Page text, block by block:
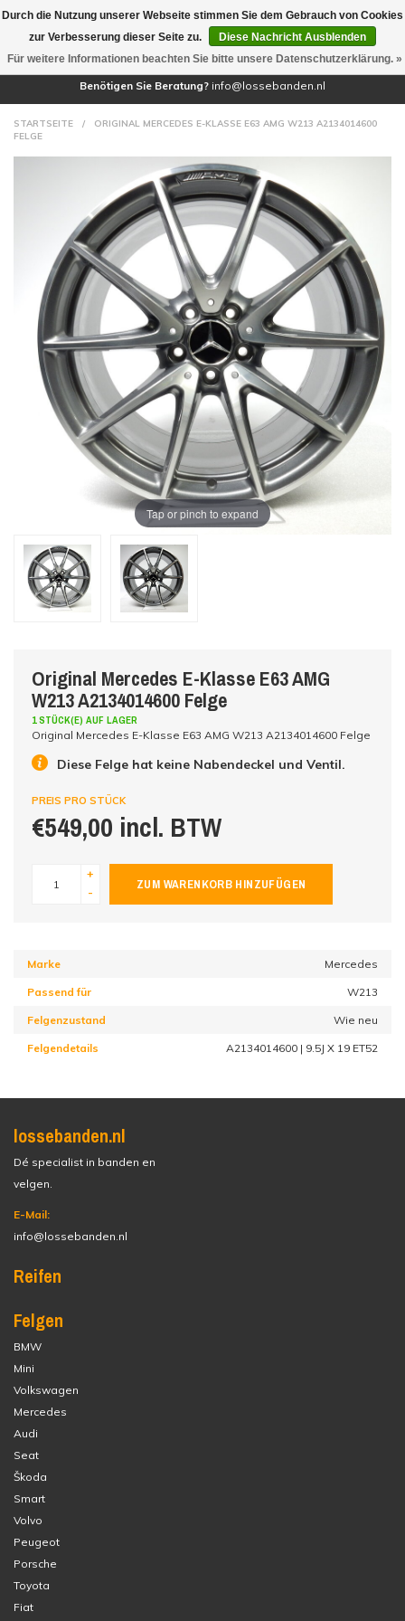
(0)
Benötigen Sie Beratung? info@lossebanden.nl
STARTSEITE /
ORIGINAL MERCEDES E-KLASSE E63 AMG W213 A2134014600
FELGE
Tap or pinch to expand
Original Mercedes E-Klasse E63 AMG
W213 A2134014600 Felge
1 STÜCK(E) AUF LAGER
Original Mercedes E-Klasse E63 AMG W213 A2134014600 Felge
Diese Felge hat keine Nabendeckel und Ventil.
PREIS PRO STÜCK
€549,00 incl. BTW
+
-
ZUM WARENKORB HINZUFÜGEN
Marke Mercedes
Passend für W213
Felgenzustand Wie neu
Felgendetails A2134014600 | 9.5J X 19 ET52
lossebanden.nl
Dé specialist in banden en
velgen.
E-Mail:
info@lossebanden.nl
Reifen
Felgen
BMW
Mini
Volkswagen
Mercedes
Audi
Seat
Škoda
Smart
Volvo
Peugeot
Porsche
Toyota
Fiat
Durch die Nutzung unserer Webseite stimmen Sie dem Gebrauch von Cookies
zur Verbesserung dieser Seite zu.
Diese Nachricht Ausblenden
Für weitere Informationen beachten Sie bitte unsere Datenschutzerklärung. »